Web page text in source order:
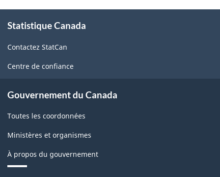
des
P
-
PDF,
13.43
propos
ce
site
Statistique Canada
Contactez StatCan
Centre de confiance
Gouvernement du Canada
Toutes les coordonnées
Ministères et organismes
À propos du gouvernement